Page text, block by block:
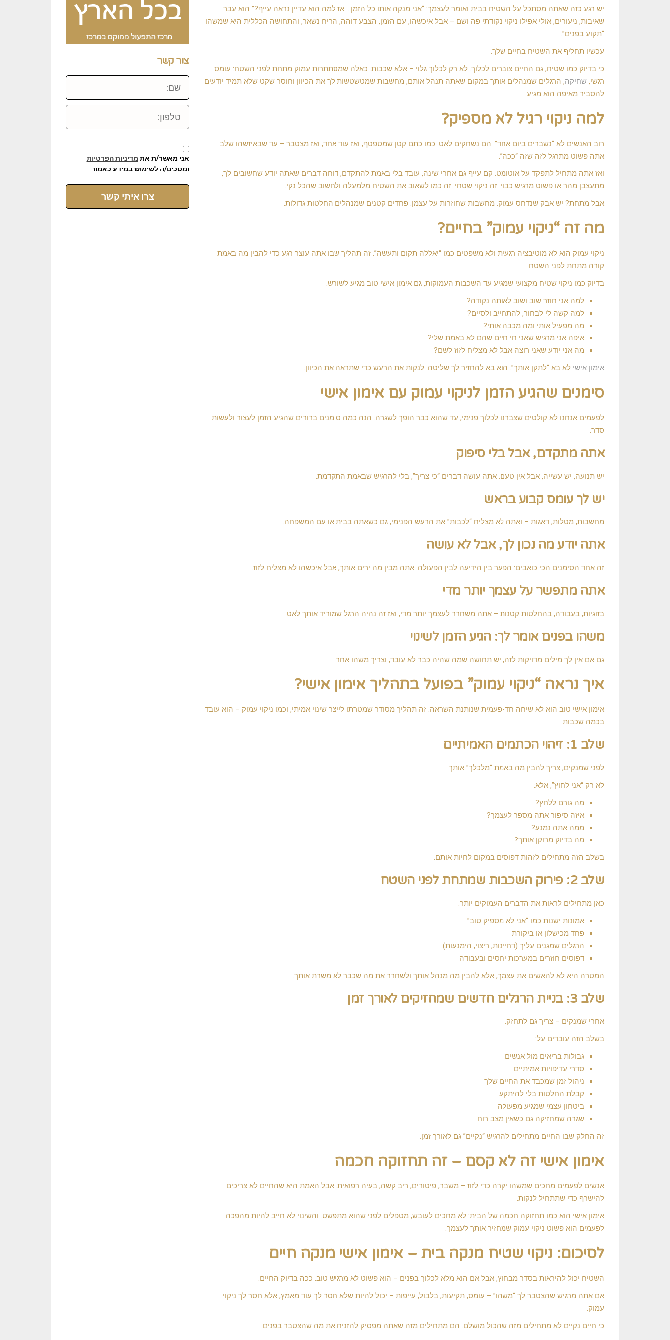
שטיח
–
גם
עושים
עמוק
אימון
יש רגע כזה שאתה מסתכל על השטיח בבית ואומר לעצמך: “אני מנקה אותו כל הזמן… אז למה הוא עדיין נראה עייף?” הוא עבר
שאיבות, ניעורים, אולי אפילו ניקוי נקודתי פה ושם – אבל איכשהו, עם הזמן, הצבע דוהה, הריח נשאר, והתחושה הכללית היא שמשהו
“תקוע בפנים”.
עכשיו תחליף את השטיח בחיים שלך.
כי בדיוק כמו שטיח, גם החיים צוברים לכלוך. לא רק לכלוך גלוי – אלא שכבות. כאלה שמסתתרות עמוק מתחת לפני השטח: עומס
רגשי, שחיקה, הרגלים שמנהלים אותך במקום שאתה תנהל אותם, מחשבות שמטשטשות לך את הכיוון וחוסר שקט שלא תמיד יודעים
להסביר מאיפה הוא מגיע.
למה ניקוי רגיל לא מספיק?
רוב האנשים לא “נשברים ביום אחד”. הם נשחקים לאט. כמו כתם קטן שמטפטף, ואז עוד אחד, ואז מצטבר – עד שבאיזשהו שלב
אתה פשוט מתרגל לזה שזה “ככה”.
ואז אתה מתחיל לתפקד על אוטומט: קם עייף גם אחרי שינה, עובד בלי באמת להתקדם, דוחה דברים שאתה יודע שחשובים לך,
מתעצבן מהר או פשוט מרגיש כבוי. זה ניקוי שטחי. זה כמו לשאוב את השטיח מלמעלה ולחשוב שהכל נקי.
אבל מתחת? יש אבק שנדחס עמוק. מחשבות שחוזרות על עצמן. פחדים קטנים שמנהלים החלטות גדולות.
מה זה “ניקוי עמוק” בחיים?
ניקוי עמוק הוא לא מוטיבציה רגעית ולא משפטים כמו “יאללה תקום ותעשה”. זה תהליך שבו אתה עוצר רגע כדי להבין מה באמת
קורה מתחת לפני השטח.
בדיוק כמו ניקוי שטיח מקצועי שמגיע עד השכבות העמוקות, גם אימון אישי טוב מגיע לשורש:
למה אני חוזר שוב ושוב לאותה נקודה?
למה קשה לי לבחור, להתחייב ולסיים?
מה מפעיל אותי ומה מכבה אותי?
איפה אני מרגיש שאני חי חיים שהם לא באמת שלי?
מה אני יודע שאני רוצה אבל לא מצליח לזוז לשם?
אימון אישי לא בא “לתקן אותך”. הוא בא להחזיר לך שליטה. לנקות את הרעש כדי שתראה את הכיוון.
סימנים שהגיע הזמן לניקוי עמוק עם אימון אישי
לפעמים אנחנו לא קולטים שצברנו לכלוך פנימי, עד שהוא כבר הופך לשגרה. הנה כמה סימנים ברורים שהגיע הזמן לעצור ולעשות
סדר.
אתה מתקדם, אבל בלי סיפוק
יש תנועה, יש עשייה, אבל אין טעם. אתה עושה דברים “כי צריך”, בלי להרגיש שבאמת התקדמת.
יש לך עומס קבוע בראש
מחשבות, מטלות, דאגות – ואתה לא מצליח “לכבות” את הרעש הפנימי, גם כשאתה בבית או עם המשפחה.
אתה יודע מה נכון לך, אבל לא עושה
זה אחד הסימנים הכי כואבים: הפער בין הידיעה לבין הפעולה. אתה מבין מה ירים אותך, אבל איכשהו לא מצליח לזוז.
אתה מתפשר על עצמך יותר מדי
בזוגיות, בעבודה, בהחלטות קטנות – אתה משחרר לעצמך יותר מדי, ואז זה נהיה הרגל שמוריד אותך לאט.
משהו בפנים אומר לך: הגיע הזמן לשינוי
גם אם אין לך מילים מדויקות לזה, יש תחושה שמה שהיה כבר לא עובד, וצריך משהו אחר.
איך נראה “ניקוי עמוק” בפועל בתהליך אימון אישי?
אימון אישי טוב הוא לא שיחה חד-פעמית שנותנת השראה. זה תהליך מסודר שמטרתו לייצר שינוי אמיתי, וכמו ניקוי עמוק – הוא עובד
בכמה שכבות.
שלב 1: זיהוי הכתמים האמיתיים
לפני שמנקים, צריך להבין מה באמת “מלכלך” אותך.
לא רק “אני לחוץ”, אלא:
מה גורם ללחץ?
איזה סיפור אתה מספר לעצמך?
ממה אתה נמנע?
מה בדיוק מרוקן אותך?
בשלב הזה מתחילים לזהות דפוסים במקום לחיות אותם.
שלב 2: פירוק השכבות שמתחת לפני השטח
כאן מתחילים לראות את הדברים העמוקים יותר:
אמונות ישנות כמו “אני לא מספיק טוב”
פחד מכישלון או ביקורת
הרגלים שמגנים עליך (דחיינות, ריצוי, הימנעות)
דפוסים חוזרים במערכות יחסים ובעבודה
המטרה היא לא להאשים את עצמך, אלא להבין מה מנהל אותך ולשחרר את מה שכבר לא משרת אותך.
שלב 3: בניית הרגלים חדשים שמחזיקים לאורך זמן
אחרי שמנקים – צריך גם לתחזק.
בשלב הזה עובדים על:
גבולות בריאים מול אנשים
סדרי עדיפויות אמיתיים
ניהול זמן שמכבד את החיים שלך
קבלת החלטות בלי להיתקע
ביטחון עצמי שמגיע מפעולה
שגרה שמחזיקה גם כשאין מצב רוח
זה החלק שבו החיים מתחילים להרגיש “נקיים” גם לאורך זמן.
אימון אישי זה לא קסם – זה תחזוקה חכמה
אנשים לפעמים מחכים שמשהו יקרה כדי לזוז – משבר, פיטורים, ריב קשה, בעיה רפואית. אבל האמת היא שהחיים לא צריכים
להישרף כדי שתתחיל לנקות.
אימון אישי הוא כמו תחזוקה חכמה של הבית: לא מחכים לעובש, מטפלים לפני שהוא מתפשט. והשינוי לא חייב להיות מהפכה.
לפעמים הוא פשוט ניקוי עמוק שמחזיר אותך לעצמך.
לסיכום: ניקוי שטיח מנקה בית – אימון אישי מנקה חיים
השטיח יכול להיראות בסדר מבחוץ, אבל אם הוא מלא לכלוך בפנים – הוא פשוט לא מרגיש טוב. ככה בדיוק החיים.
אם אתה מרגיש שהצטבר לך “משהו” – עומס, תקיעות, בלבול, עייפות – יכול להיות שלא חסר לך עוד מאמץ, אלא חסר לך ניקוי
עמוק.
כי חיים נקיים לא מתחילים מזה שהכול מושלם. הם מתחילים מזה שאתה מפסיק להזניח את מה שהצטבר בפנים.
צור קשר
שם:
טלפון:
אני מאשר/ת את מדיניות הפרטיות
ומסכים/ה לשימוש במידע כאמור
צרו איתי קשר